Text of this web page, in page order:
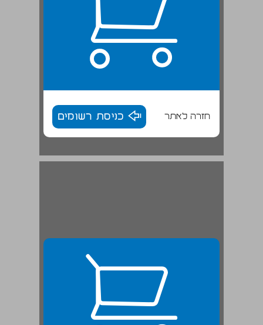
חזרה לאתר כניסת רשומים